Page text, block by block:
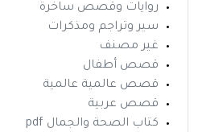
روايات وقصص ساخرة
سير وتراجم ومذكرات
غير مصنف
قصص أطفال
قصص عالمية عالمية
قصص عربية
كتاب الصحة والجمال pdf